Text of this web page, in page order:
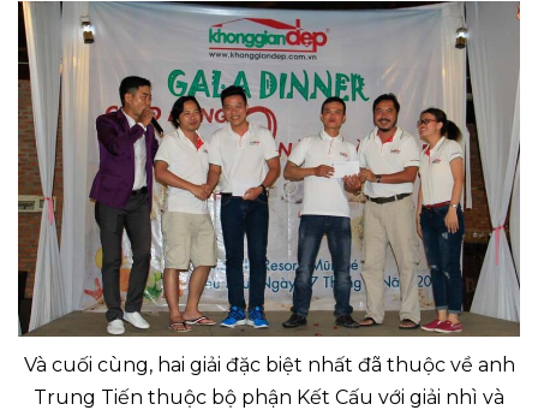
Và cuối cùng, hai giải đặc biệt nhất đã thuộc về anh
Trung Tiến thuộc bộ phận Kết Cấu với giải nhì và